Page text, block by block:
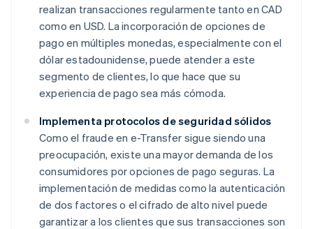
realizan transacciones regularmente tanto en CAD
como en USD. La incorporación de opciones de
pago en múltiples monedas, especialmente con el
dólar estadounidense, puede atender a este
segmento de clientes, lo que hace que su
experiencia de pago sea más cómoda.
Implementa protocolos de seguridad sólidos
Como el fraude en e-Transfer sigue siendo una
preocupación, existe una mayor demanda de los
consumidores por opciones de pago seguras. La
implementación de medidas como la autenticación
de dos factores o el cifrado de alto nivel puede
garantizar a los clientes que sus transacciones son